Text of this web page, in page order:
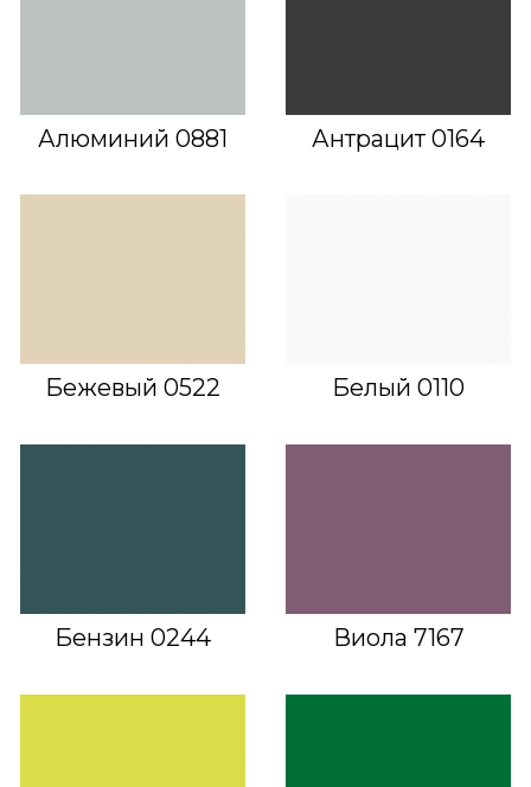
Алюминий 0881 Антрацит 0164
Бежевый 0522 Белый 0110
Бензин 0244 Виола 7167